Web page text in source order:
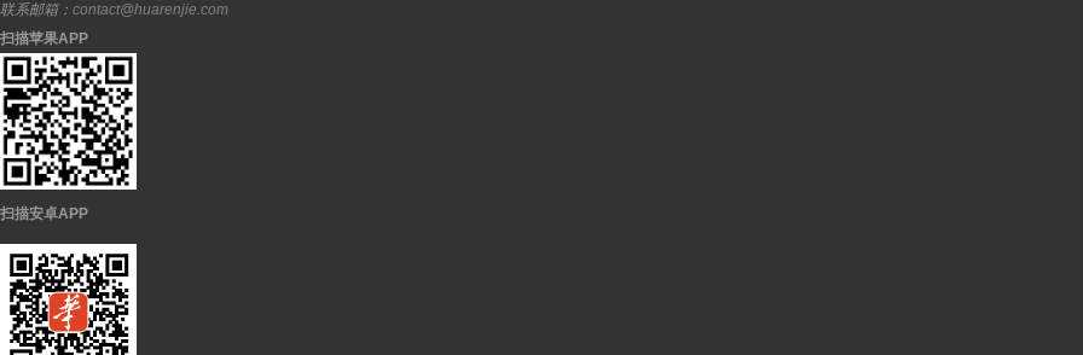
联系邮箱： contact@huarenjie.com
扫描苹果APP
扫描安卓APP